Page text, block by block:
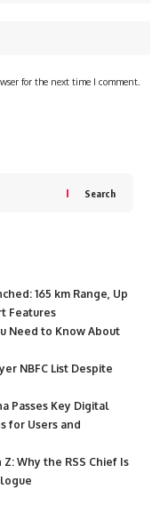
for the next time I comment.
Search
165 km Range, Up
Features
Need to Know About
NBFC List Despite
Passes Key Digital
for Users and
Why the RSS Chief Is